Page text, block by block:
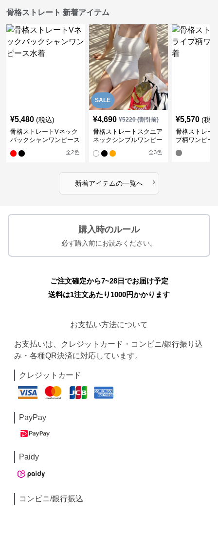
骨格ストレート 新着アイテム
¥5,480 (税込)
骨格ストレートVネック
バックシャンワンピース
全2色
SALE
¥4,690 ¥5220(割引前)
骨格ストレートスクエア
ネックシンプルワンピー
全3色
¥5,570 (税
骨格ストレー
プ柄ワンピー
新着アイテムの一覧へ ›
購入時のルール
必ず購入前にお読みください。
ご注文確定から7~28日でお届け予定
送料は1注文あたり 1000円かかります
お支払い方法について
お支払いは、クレジットカード・コンビニ/銀行振り込
み・各種QR決済に対応しています。
クレジットカード
PayPay
Paidy
コンビニ/銀行振込